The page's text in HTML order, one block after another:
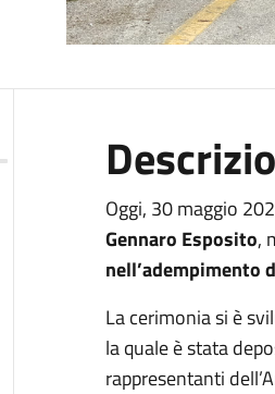
Oggi, 30 maggio
Gennaro Esposito,
nell’adempimento
La cerimonia si è
la quale è stata
rappresentanti